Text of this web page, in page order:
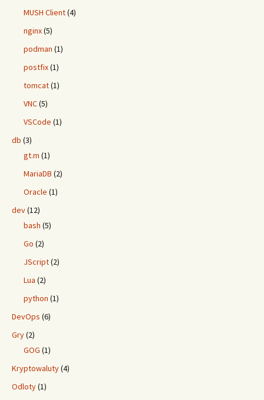
MUSH Client(4)
nginx(5)
podman (1)
postfix(1)
tomcat(1)
VNC(5)
VSCode (1)
db (3)
gt.m (1)
MariaDB (2)
Oracle (1)
dev(12)
bash (5)
Go (2)
JScript(2)
Lua (2)
python (1)
DevOps (6)
Gry(2)
GOG (1)
Kryptowaluty(4)
Odloty(1)